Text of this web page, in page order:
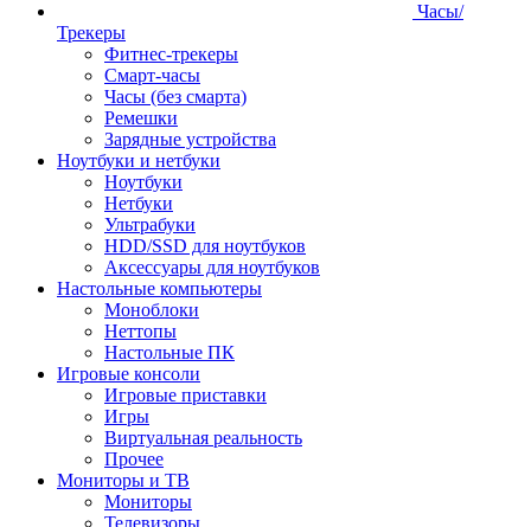
Часы/
Трекеры
Фитнес-трекеры
Смарт-часы
Часы (без смарта)
Ремешки
Зарядные устройства
Ноутбуки и нетбуки
Ноутбуки
Нетбуки
Ультрабуки
HDD/SSD для ноутбуков
Аксессуары для ноутбуков
Настольные компьютеры
Моноблоки
Неттопы
Настольные ПК
Игровые консоли
Игровые приставки
Игры
Виртуальная реальность
Прочее
Мониторы и ТВ
Мониторы
Телевизоры